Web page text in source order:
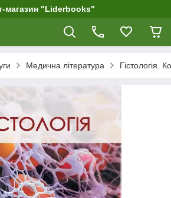
магазин "Liderbooks"
Медична література Гістологія.